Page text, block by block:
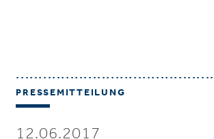
PRESSEMITTEILUNG
12.06.2017